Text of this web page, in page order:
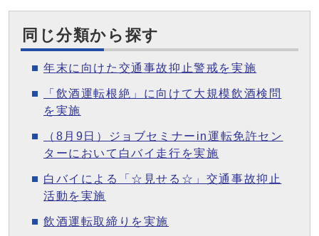
同じ分類から探す
年末に向けた交通事故抑止警戒を実施
「飲酒運転根絶」に向けて大規模飲酒検問
を実施
（8月9日）ジョブセミナーin運転免許セン
ターにおいて白バイ走行を実施
白バイによる「☆見せる☆」交通事故抑止
活動を実施
飲酒運転取締りを実施